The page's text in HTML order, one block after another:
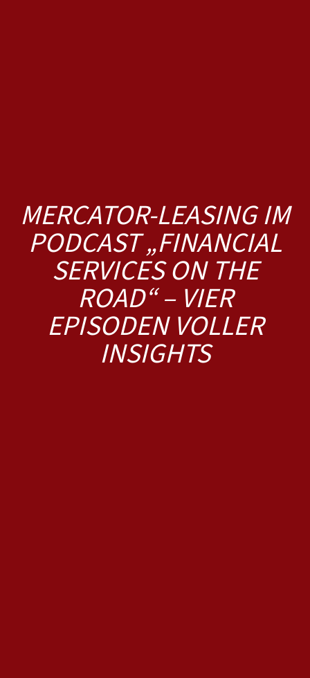
MERCATOR-LEASING IM
PODCAST „FINANCIAL
SERVICES ON THE
ROAD“ – VIER
EPISODEN VOLLER
INSIGHTS